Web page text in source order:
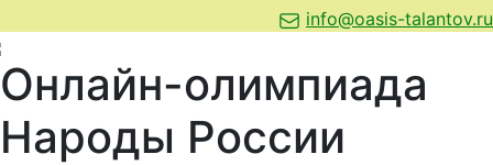
info@oasis-talantov.ru
Онлайн-олимпиада
Народы России